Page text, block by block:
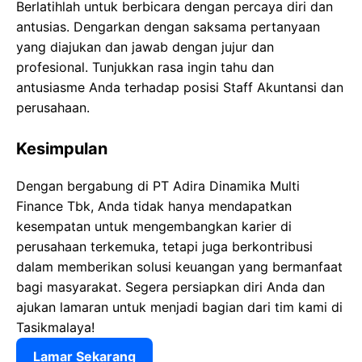
Berlatihlah untuk berbicara dengan percaya diri dan
antusias. Dengarkan dengan saksama pertanyaan
yang diajukan dan jawab dengan jujur dan
profesional. Tunjukkan rasa ingin tahu dan
antusiasme Anda terhadap posisi Staff Akuntansi dan
perusahaan.
Kesimpulan
Dengan bergabung di PT Adira Dinamika Multi
Finance Tbk, Anda tidak hanya mendapatkan
kesempatan untuk mengembangkan karier di
perusahaan terkemuka, tetapi juga berkontribusi
dalam memberikan solusi keuangan yang bermanfaat
bagi masyarakat. Segera persiapkan diri Anda dan
ajukan lamaran untuk menjadi bagian dari tim kami di
Tasikmalaya!
Lamar Sekarang